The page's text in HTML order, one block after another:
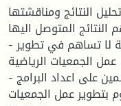
النتائج ومناقشتها
النتائج المتوصل اليها
- البرامج المتناولة في الاذاعة المحلية لا تساهم في تطوير
عمل الجمعيات الرياضية
- لا يوجد اهتمام كبير من طرف القائمين على اعداد البرامج
بتطوير عمل الجمعيات